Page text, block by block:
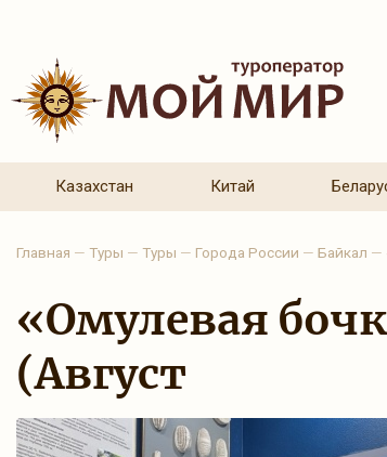
Казахстан Китай
Главная — Туры — Туры — Города России — Байкал —
«Омулевая
(Август